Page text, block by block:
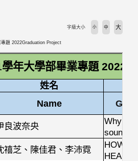
專題 2022Graduation Project
字級大小 小 中 大
學年大學部畢業專題
姓名
Name
良波奈央
Why
禧芝、陳佳君、李沛霓
HOW
HEART